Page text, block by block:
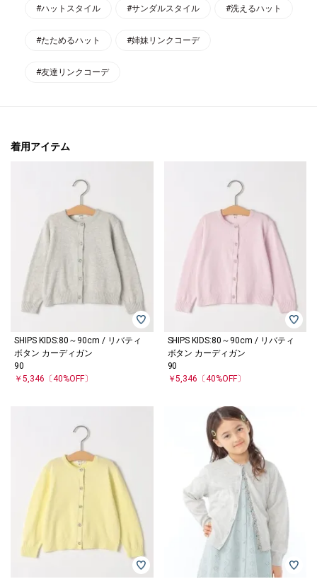
#ハットスタイル #サンダルスタイル #洗えるハット
#たためるハット #姉妹リンクコーデ
#友達リンクコーデ
着用アイテム
SHIPS KIDS:80～90cm / リバティ
ボタン カーディガン
90
￥5,346 〔40%OFF〕
SHIPS KIDS:80～90cm / リバティ
ボタン カーディガン
90
￥5,346 〔40%OFF〕